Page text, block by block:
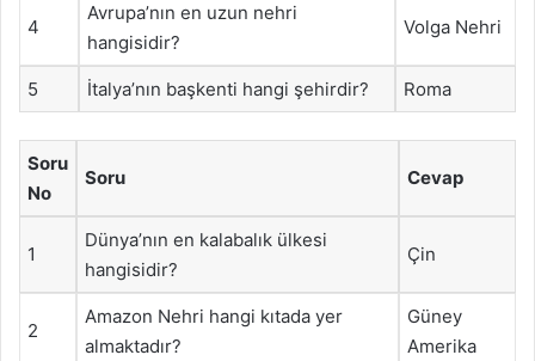
4
Avrupa’nın en uzun nehri
hangisidir?
Volga Nehri
5 İtalya’nın başkenti hangi şehirdir? Roma
Soru
No
Soru Cevap
1
Dünya’nın en kalabalık ülkesi
hangisidir?
Çin
2
Amazon Nehri hangi kıtada yer
almaktadır?
Güney
Amerika